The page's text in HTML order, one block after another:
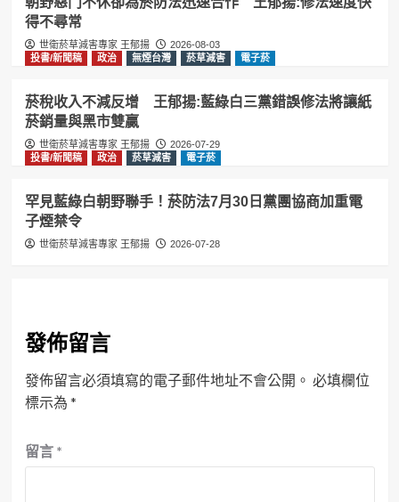
得不尋常
世衛菸草減害專家 王郁揚
2026-08-03
投書/新聞稿
政治 無煙台灣 菸草減害 電子菸
菸稅收入不減反增 王郁揚:藍綠白三黨錯誤修法將讓紙
菸銷量與黑市雙贏
世衛菸草減害專家 王郁揚
2026-07-29
投書/新聞稿
政治 菸草減害 電子菸
罕見藍綠白朝野聯手！菸防法7月30日黨團協商加重電
子煙禁令
世衛菸草減害專家 王郁揚 2026-07-28
發佈留言
發佈留言必須填寫的電子郵件地址不會公開。 必填欄位
標示為 *
留言 *